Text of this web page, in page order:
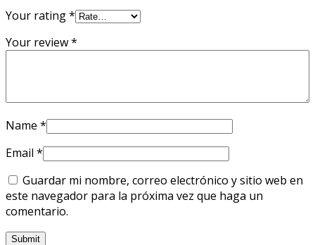
Your rating*
Your review*
Name *
Email *
Guardar mi nombre, correo electrónico y sitio web en
este navegador para la próxima vez que haga un
comentario.